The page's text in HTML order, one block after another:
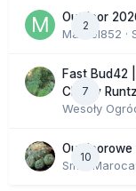
2
Outdoor
Marcel852 ·
7
Fast Bud42
Cherry
Wesoły
10